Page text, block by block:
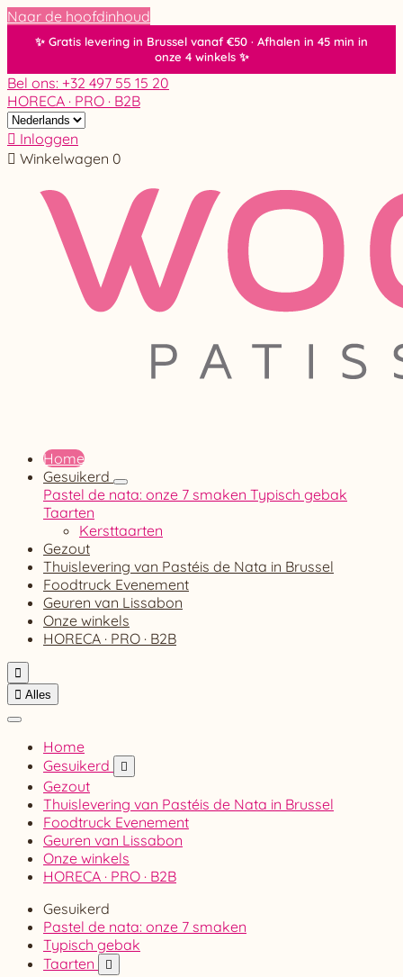
Naar de hoofdinhoud
Bel ons: +32 497 55 15 20
HORECA · PRO · B2B
 Inloggen
 Winkelwagen 0
Home
Gesuikerd
Pastel de nata: onze 7 smaken Typisch gebak
Taarten
Kersttaarten
Gezout
Thuislevering van Pastéis de Nata in Brussel
Foodtruck Evenement
Geuren van Lissabon
Onze winkels
HORECA · PRO · B2B

 Alles
Home
Gesuikerd

Gezout
Thuislevering van Pastéis de Nata in Brussel
Foodtruck Evenement
Geuren van Lissabon
Onze winkels
HORECA · PRO · B2B
Gesuikerd
Pastel de nata: onze 7 smaken
Typisch gebak
Taarten
